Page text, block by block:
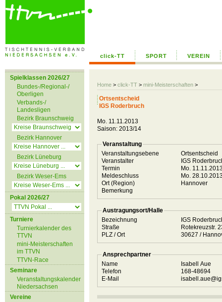
click-TT SPORT VEREIN
Home > click-TT > mini-Meisterschaften >
Spielklassen 2026/27
Bundes-/Regional-/
Oberligen
Verbands-/
Landesligen
Bezirk Braunschweig
Bezirk Hannover
Bezirk Lüneburg
Bezirk Weser-Ems
Pokal 2026/27
Turniere
Turnierkalender des
TTVN
mini-Meisterschaften
im TTVN
TTVN-Race
Seminare
Veranstaltungskalender
Niedersachsen
Vereine
Ortsentscheid
IGS Roderbruch
Mo. 11.11.2013
Saison: 2013/14
Veranstaltung
Veranstaltungsebene
Ortsentscheid
Veranstalter
IGS
Termin
Mo.
Meldeschluss
Mo.
Ort (Region)
Hannover
Bemerkung
Austragungsort/Halle
Bezeichnung
IGS
Straße
Rotekreuzstr.
PLZ / Ort
30627 /
Ansprechpartner
Name
Isabell Aue
Telefon
168-48694
E-Mail